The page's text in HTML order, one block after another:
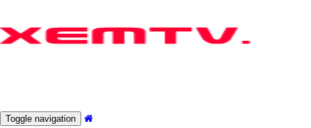
Toggle navigation